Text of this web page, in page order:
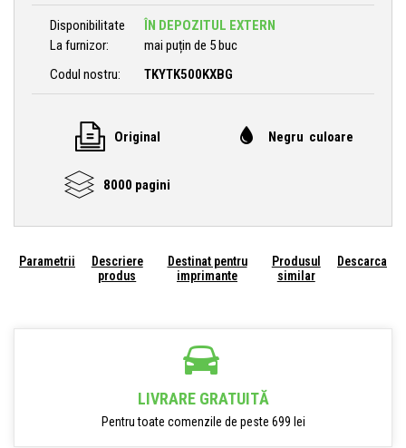
Disponibilitate
ÎN DEPOZITUL EXTERN
La furnizor:
mai puțin de 5 buc
Codul nostru:
TKYTK500KXBG
Original Negru culoare
8000 pagini
Parametrii
Descriere
produs
Destinat pentru
imprimante
Produsul
similar
Descarca
LIVRARE GRATUITĂ
Pentru toate comenzile de peste 699 lei